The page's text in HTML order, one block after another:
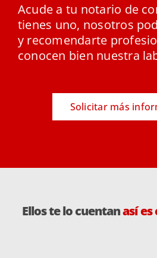
Acude a tu notario de
tienes uno, nosotros
y recomendarte
conocen bien nuestra
Solicitar más
Ellos te lo cuentanasí es